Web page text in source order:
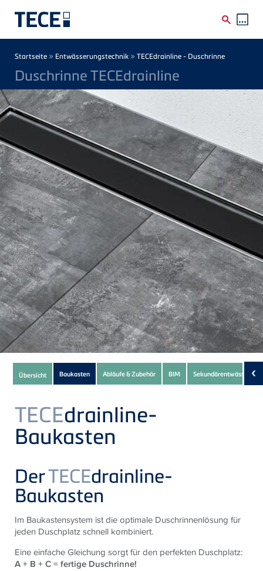
Breadcrumb
Startseite » Entwässerungstechnik » TECEdrainline - Duschrinne
Duschrinne TECEdrainline
Subnavigation
of
current
Product
Übersicht Baukasten Abläufe & Zubehör BIM Sekundärentwässerung
‹
TECEdrainline-
Baukasten
DerTECEdrainline-
Baukasten
Im Baukastensystem ist die optimale Duschrinnenlösung für
jeden Duschplatz schnell kombiniert.
Eine einfache Gleichung sorgt für den perfekten Duschplatz:
A + B + C = fertige Duschrinne!